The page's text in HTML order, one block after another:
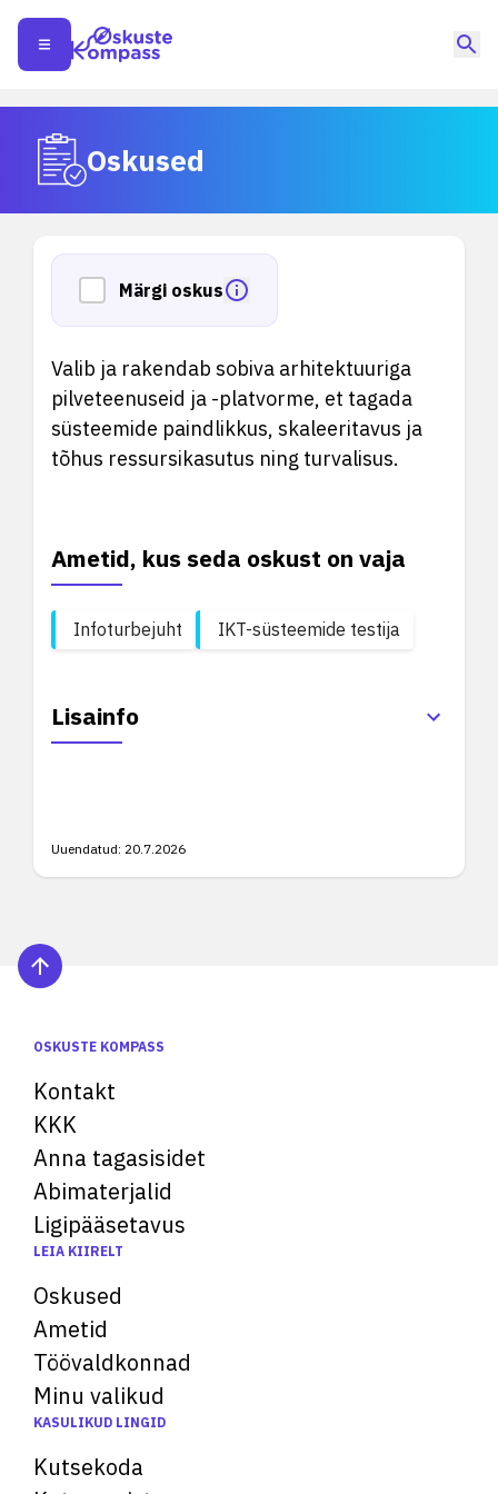
Oskused
Märgi oskus
Valib ja rakendab sobiva arhitektuuriga
pilveteenuseid ja -platvorme, et tagada
süsteemide paindlikkus, skaleeritavus ja
tõhus ressursikasutus ning turvalisus.
Ametid, kus seda oskust on vaja
Infoturbejuht IKT-süsteemide testija
Lisainfo
Uuendatud: 20.7.2026
OSKUSTE KOMPASS
Kontakt
KKK
Anna tagasisidet
Abimaterjalid
Ligipääsetavus
LEIA KIIRELT
Oskused
Ametid
Töövaldkonnad
Minu valikud
KASULIKUD LINGID
Kutsekoda